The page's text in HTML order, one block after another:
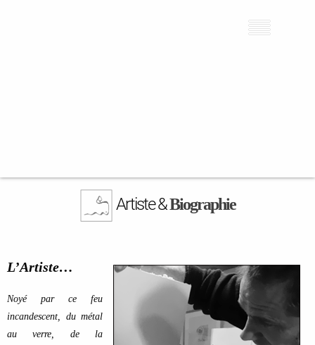
Artiste &Biographie
L’Artiste…
Noyé par ce feu
incandescent, du métal
au verre, de la